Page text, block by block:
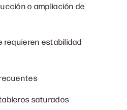
o ampliación de
requieren estabilidad
saturados